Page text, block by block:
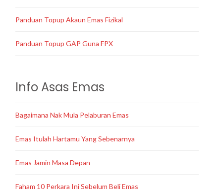
Panduan Topup Akaun Emas Fizikal
Panduan Topup GAP Guna FPX
Info Asas Emas
Bagaimana Nak Mula Pelaburan Emas
Emas Itulah Hartamu Yang Sebenarnya
Emas Jamin Masa Depan
Faham 10 Perkara Ini Sebelum Beli Emas